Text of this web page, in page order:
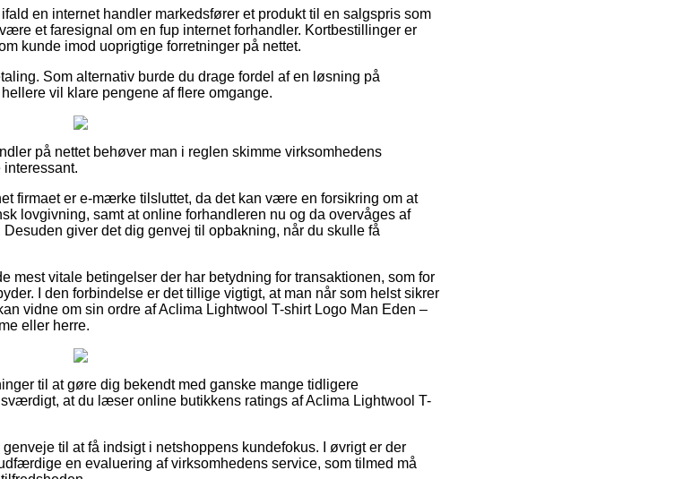
en internet handler markedsfører et produkt til en salgspris som
et faresignal om en fup internet forhandler. Kortbestillinger er
kunde imod uoprigtige forretninger på nettet.
Som alternativ burde du drage fordel af en løsning på
vil klare pengene af flere omgange.
på nettet behøver man i reglen skimme virksomhedens
firmaet er e-mærke tilsluttet, da det kan være en forsikring om at
lovgivning, samt at online forhandleren nu og da overvåges af
giver det dig genvej til opbakning, når du skulle få
mest vitale betingelser der har betydning for transaktionen, som for
I den forbindelse er det tillige vigtigt, at man når som helst sikrer
vidne om sin ordre af Aclima Lightwool T-shirt Logo Man Eden –
eller herre.
til at gøre dig bekendt med ganske mange tidligere
at du læser online butikkens ratings af Aclima Lightwool T-
til at få indsigt i netshoppens kundefokus. I øvrigt er der
en evaluering af virksomhedens service, som tilmed må